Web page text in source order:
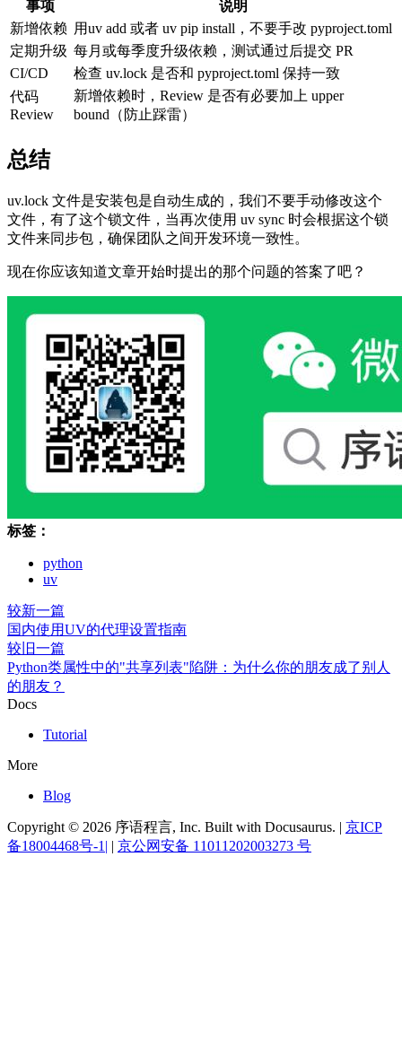
事项
说明
新增依赖 用uv add 或者 uv pip install，不要手改 pyproject.toml
定期升级 每月或每季度升级依赖，测试通过后提交 PR
CI/CD
检查 uv.lock 是否和 pyproject.toml 保持一致
代码
Review
新增依赖时，Review 是否有必要加上 upper
bound（防止踩雷）
总结
uv.lock 文件是安装包是自动生成的，我们不要手动修改这个
文件，有了这个锁文件，当再次使用 uv sync 时会根据这个锁
文件来同步包，确保团队之间开发环境一致性。
现在你应该知道文章开始时提出的那个问题的答案了吧？
标签：
python
uv
较新一篇
国内使用UV的代理设置指南
较旧一篇
Python类属性中的"共享列表"陷阱：为什么你的朋友成了别人
的朋友？
Docs
Tutorial
More
Blog
Copyright © 2026 序语程言, Inc. Built with Docusaurus. | 京ICP
备18004468号-1| | 京公网安备 11011202003273 号